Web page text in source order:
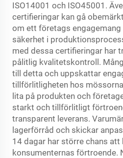
ISO14001 och ISO45001.
certifieringar kan gå
om ett företags
säkerhet i
med dessa certifieringar har
pålitlig kvalitetskontroll.
till detta och uppskattar
tillförlitligheten hos
lita på produkten och
starkt och tillförlitligt
transparent leverans.
lagerförråd och skickar
14 dagar har större chans att
konsumenternas förtroende.